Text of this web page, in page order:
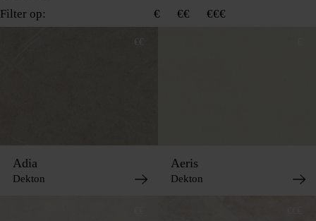
Filter op: € €€ €€€
€€
Adia
Dekton
Aeris
Dekton